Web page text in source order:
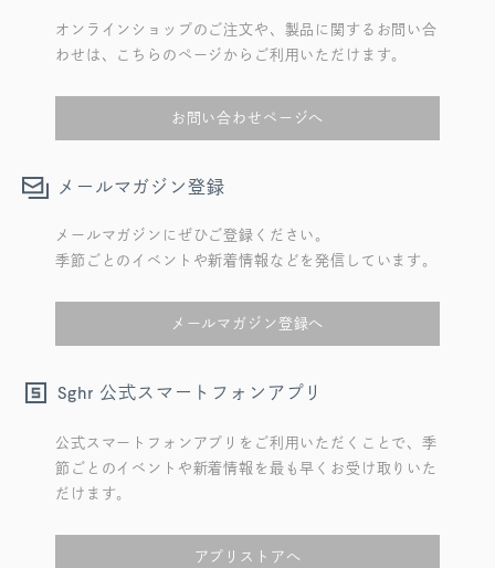
オンラインショップのご注文や、製品に関するお問い合
わせは、こちらのページからご利用いただけます。
お問い合わせページへ
メールマガジン登録
メールマガジンにぜひご登録ください。
季節ごとのイベントや新着情報などを発信しています。
メールマガジン登録へ
Sghr 公式スマートフォンアプリ
公式スマートフォンアプリをご利用いただくことで、季
節ごとのイベントや新着情報を最も早くお受け取りいた
だけます。
アプリストアへ